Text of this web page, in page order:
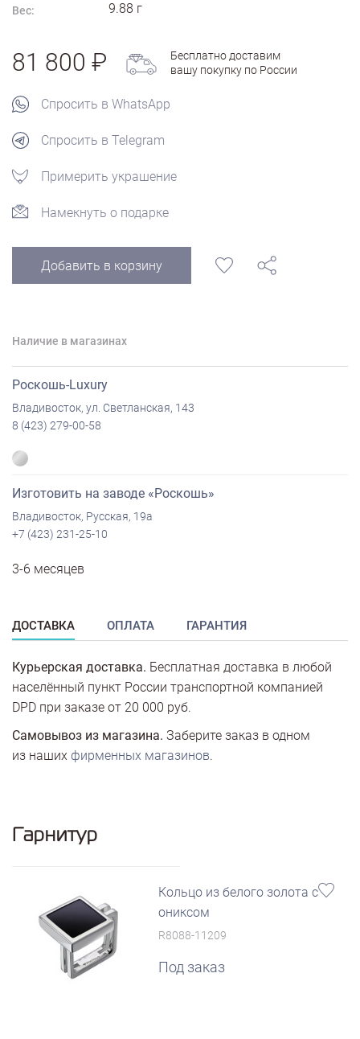
Вес: 9.88 г
81 800
Бесплатно доставим
вашу покупку по России
Спросить в WhatsApp
Спросить в Telegram
Примерить украшение
Намекнуть о подарке
Добавить в корзину
Наличие в магазинах
Роскошь-Luxury
Владивосток, ул. Светланская, 143
8 (423) 279-00-58
Изготовить на заводе «Роскошь»
Владивосток, Русская, 19а
+7 (423) 231-25-10
3-6 месяцев
ДОСТАВКА ОПЛАТА ГАРАНТИЯ
Курьерская доставка. Бесплатная доставка в любой
населённый пункт России транспортной компанией
DPD при заказе от 20 000 руб.
Самовывоз из магазина. Заберите заказ в одном
из наших фирменных магазинов.
Гарнитур
Кольцо из белого золота с
ониксом
R8088-11209
Под заказ